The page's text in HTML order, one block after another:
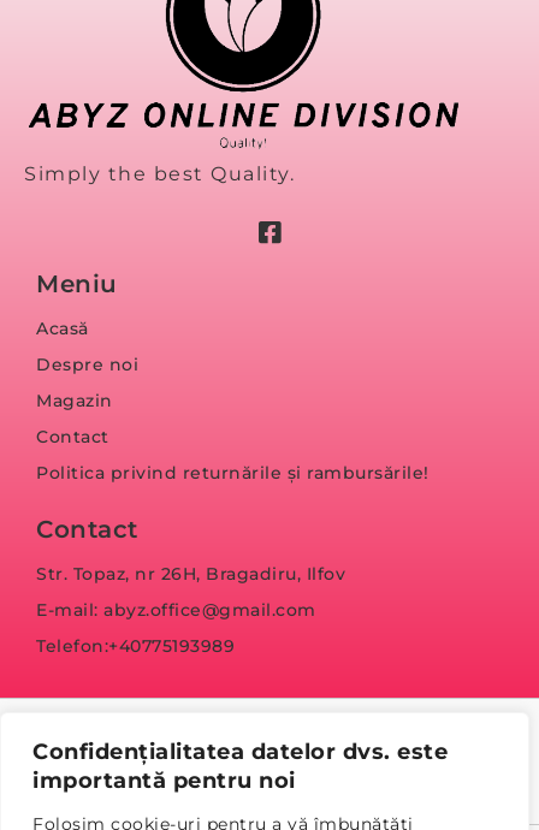
Confidențialitatea datelor dvs. este
importantă pentru noi
Folosim cookie-uri pentru a vă îmbunătăți
Simply the best Quality.
Meniu
Acasă
Despre noi
Magazin
Contact
Politica privind returnările și rambursările!
Contact
Str. Topaz, nr 26H, Bragadiru, Ilfov
E-mail: abyz.office@gmail.com
Telefon:+40775193989